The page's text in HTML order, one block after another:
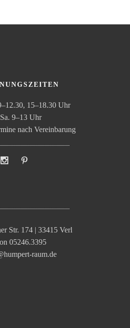
15–18.30 Uhr
Sa. 9–13 Uhr
nach Vereinbarung
Str. 174 | 33415 Verl
05246.3395
raum.de